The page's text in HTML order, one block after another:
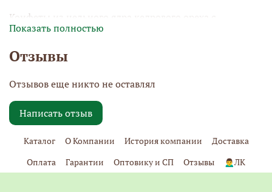
Конфеты из цельного ядра кедрового ореха с
добавлением молодой сосновой шишки алтайского
Показать полностью
Отзывы
Отзывов еще никто не оставлял
Написать отзыв
Каталог О Компании История компании
Доставка
Оплата
Гарантии Оптовику и СП Отзывы 🙍‍♂️ЛК